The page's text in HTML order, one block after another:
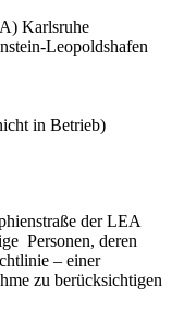
Karlsruhe
Leopoldshafen
in Betrieb)
der LEA
Personen, deren
– einer
zu berücksichtigen